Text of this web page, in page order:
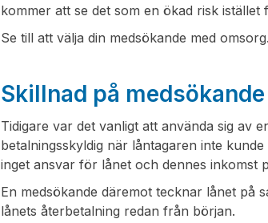
kommer att se det som en ökad risk istället
Se till att välja din medsökande med
Skillnad på
Tidigare var det vanligt att använda sig av
betalningsskyldig när låntagaren inte
inget ansvar för lånet och dennes inkomst
En medsökande däremot tecknar lånet på
lånets återbetalning redan från början.